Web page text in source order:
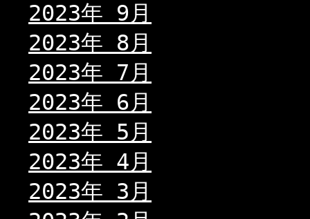
2023年 9月
2023年 8月
2023年 7月
2023年 6月
2023年 5月
2023年 4月
2023年 3月